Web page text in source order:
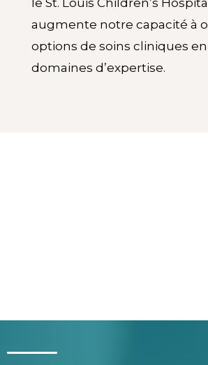
augmente notre capacité à
options de soins cliniques
domaines d’expertise.